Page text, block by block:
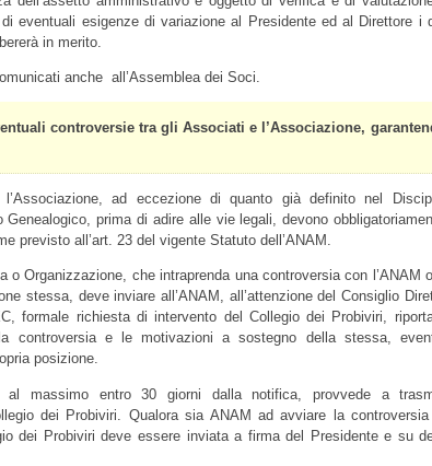
eventuali esigenze di variazione al Presidente ed al Direttore i
in merito.
anche all’Assemblea dei Soci.
controversie tra gli Associati e l’Associazione,
ad eccezione di quanto già definito nel
prima di adire alle vie legali, devono
previsto all’art. 23 del vigente Statuto dell’ANAM.
o Organizzazione, che intraprenda una controversia con l’ANAM
stessa, deve inviare all’ANAM, all’attenzione del Consiglio
formale richiesta di intervento del Collegio dei Probiviri,
controversia e le motivazioni a sostegno della stessa,
posizione.
al massimo entro 30 giorni dalla notifica, provvede a
dei Probiviri. Qualora sia ANAM ad avviare la
dei Probiviri deve essere inviata a firma del Presidente e su